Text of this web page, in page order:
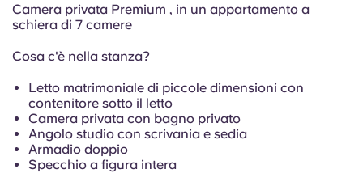
Italian
French
Portuguese
Camera privata Premium , in un appartamento a
schiera di 7 camere
Cosa c'è nella stanza?
Letto matrimoniale di piccole dimensioni con
contenitore sotto il letto
Camera privata con bagno privato
Angolo studio con scrivania e sedia
Armadio doppio
Specchio a figura intera